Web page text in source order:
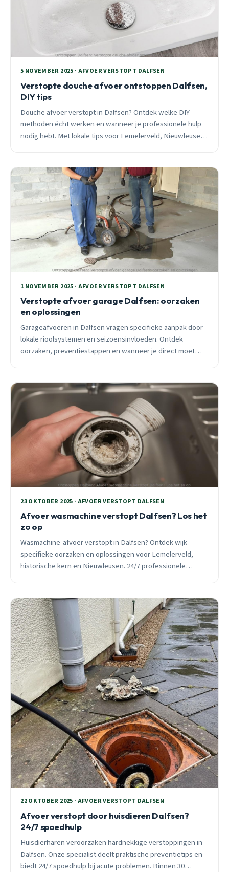
5 NOVEMBER 2025 · AFVOER VERSTOPT DALFSEN
Verstopte douche afvoer ontstoppen Dalfsen,
DIY tips
Douche afvoer verstopt in Dalfsen? Ontdek welke DIY-
methoden écht werken en wanneer je professionele hulp
nodig hebt. Met lokale tips voor Lemelerveld, Nieuwleusen
1 NOVEMBER 2025 · AFVOER VERSTOPT DALFSEN
Verstopte afvoer garage Dalfsen: oorzaken
en oplossingen
Garageafvoeren in Dalfsen vragen specifieke aanpak door
lokale rioolsystemen en seizoensinvloeden. Ontdek
oorzaken, preventiestappen en wanneer je direct moet
23 OKTOBER 2025 · AFVOER VERSTOPT DALFSEN
Afvoer wasmachine verstopt Dalfsen? Los het
zo op
Wasmachine-afvoer verstopt in Dalfsen? Ontdek wijk-
specifieke oorzaken en oplossingen voor Lemelerveld,
historische kern en Nieuwleusen. 24/7 professionele
22 OKTOBER 2025 · AFVOER VERSTOPT DALFSEN
Afvoer verstopt door huisdieren Dalfsen?
24/7 spoedhulp
Huisdierharen veroorzaken hardnekkige verstoppingen in
Dalfsen. Onze specialist deelt praktische preventietips en
biedt 24/7 spoedhulp bij acute problemen. Binnen 30